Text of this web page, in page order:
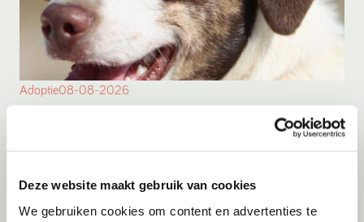
Deze website maakt gebruik van cookies
We gebruiken cookies om content en advertenties te
Adoptie08-08-2026